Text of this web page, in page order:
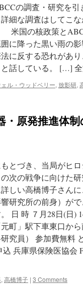
の調査・研究を
細な調査はしてこ
米国の核政策と
に降った黒い雨の
に反する恐れがあ
話している。 […]
ル・ウッドベリー, 放影研,
・原発推進体
とづき、当局がヒ
次の戦争に向けた
しい高橋博子さん
研究所の前身）が
日 時 ７月28日(日)
町」駅下車東口か
究員） 参加費無料
兵庫県保険医協会
, 高橋博子 | 3 Comments